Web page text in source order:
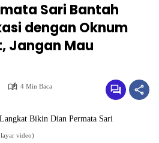
Sari Bantah
dengan Oknum
Jangan Mau
4 Min Baca
layar video)